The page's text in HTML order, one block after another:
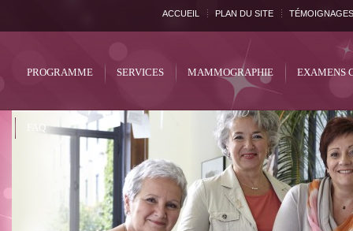
ACCUEIL PLAN DU SITE TÉMOIGNAGES
PROGRAMME SERVICES MAMMOGRAPHIE EXAMENS
FAQ